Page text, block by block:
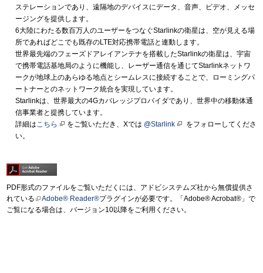
ステレーションであり、遠隔地のデバイスにデータ、音声、ビデオ、メッセ
ージングを提供します。
6大陸にわたる数百万人のユーザーをつなぐStarlinkの衛星は、空が見える場
所であればどこでも既存のLTE対応携帯電話と連動します。
世界最先端のフェーズドアレイアンテナを搭載したStarlinkの衛星は、宇宙
で携帯電話基地局のように機能し、レーザー通信を通じてStarlinkネットワ
ークが地球上のあらゆる地点とシームレスに接続することで、ローミングパ
ートナーとのネットワーク統合を実現しています。
Starlinkは、世界最大の4Gカバレッジプロバイダであり、世界中の移動体通
信事業者と提携しています。
詳細は こちら をご覧いただき、Xでは @Starlink
をフォローしてくださ
い。
PDF形式のファイルをご覧いただくには、アドビシステムズ社から無償提供さ
れている
Adobe® Reader®プラグインが必要です。「Adobe® Acrobat®」で
ご覧になる場合は、バージョン10以降をご利用ください。